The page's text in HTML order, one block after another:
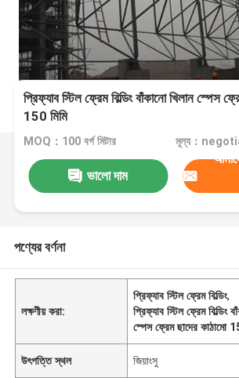
প্রিফ্যাব স্টিল ফ্রেম বিল্ডিং বাঁকানো খিলান স্পেস
150 মিমি
MOQ：100 বর্গ মিটার মূল্য：
ভালো দাম
পণ্যের বর্ণনা
লক্ষণীয় করা:
প্রিফ্যাব স্টিল ফ্রেম বিল্ডিং,
প্রিফ্যাব স্টিল ফ্রেম বিল্ডিং
স্পেস ফ্রেম ছাদের কাঠামো
উৎপত্তি স্থল জিয়াংসু